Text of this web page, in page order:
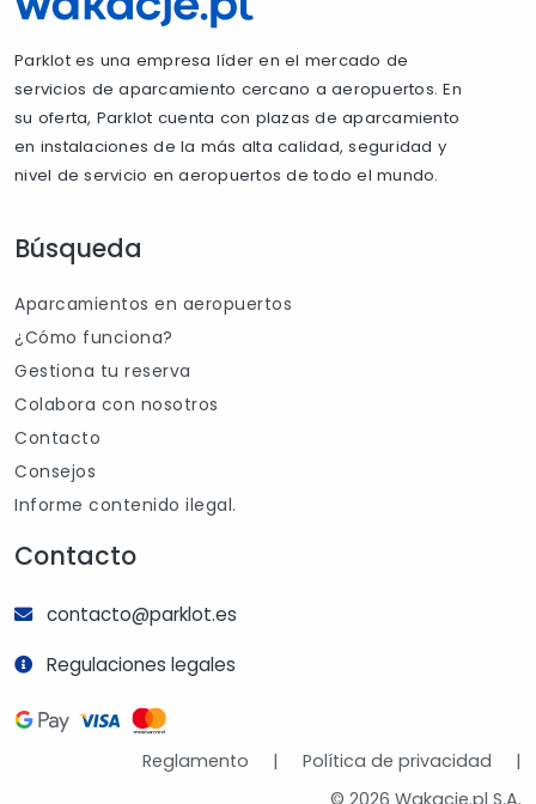
Parklot es una empresa líder en el mercado de
servicios de aparcamiento cercano a aeropuertos. En
su oferta, Parklot cuenta con plazas de aparcamiento
en instalaciones de la más alta calidad, seguridad y
nivel de servicio en aeropuertos de todo el mundo.
Búsqueda
Aparcamientos en aeropuertos
¿Cómo funciona?
Gestiona tu reserva
Colabora con nosotros
Contacto
Consejos
Informe contenido ilegal.
Contacto
contacto@parklot.es
Regulaciones legales
Reglamento | Política de privacidad
|